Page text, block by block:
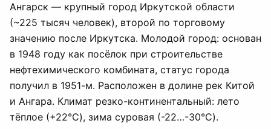
Ангарск — крупный город Иркутской области
(~225 тысяч человек), второй по торговому
значению после Иркутска. Молодой город: основан
в 1948 году как посёлок при строительстве
нефтехимического комбината, статус города
получил в 1951-м. Расположен в долине рек Китой
и Ангара. Климат резко-континентальный: лето
тёплое (+22°C), зима суровая (-22…-30°C).